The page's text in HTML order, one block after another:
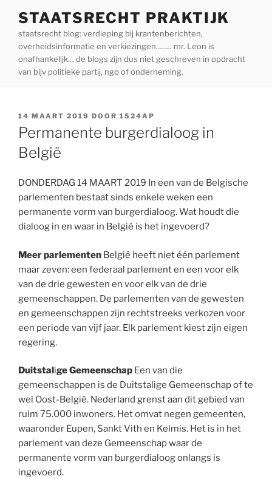
inhoud
STAATSRECHT PRAKTIJK
staatsrecht blog: verdieping bij krantenberichten,
overheidsinformatie en verkiezingen…….. mr. Leon is
onafhankelijk… de blogs zijn dus niet geschreven in opdracht
van bijv politieke partij, ngo of onderneming.
GEPLAATST
OP
14 MAART 2019 DOOR 1524AP
Permanente burgerdialoog in
België
DONDERDAG 14 MAART 2019 In een van de Belgische
parlementen bestaat sinds enkele weken een
permanente vorm van burgerdialoog. Wat houdt die
dialoog in en waar in België is het ingevoerd?
Meer parlementen België heeft niet één parlement
maar zeven: een federaal parlement en een voor elk
van de drie gewesten en voor elk van de drie
gemeenschappen. De parlementen van de gewesten
en gemeenschappen zijn rechtstreeks verkozen voor
een periode van vijf jaar. Elk parlement kiest zijn eigen
regering.
Duitstalige Gemeenschap Een van die
gemeenschappen is de Duitstalige Gemeenschap of te
wel Oost-België. Nederland grenst aan dit gebied van
ruim 75.000 inwoners. Het omvat negen gemeenten,
waaronder Eupen, Sankt Vith en Kelmis. Het is in het
parlement van deze Gemeenschap waar de
permanente vorm van burgerdialoog onlangs is
ingevoerd.